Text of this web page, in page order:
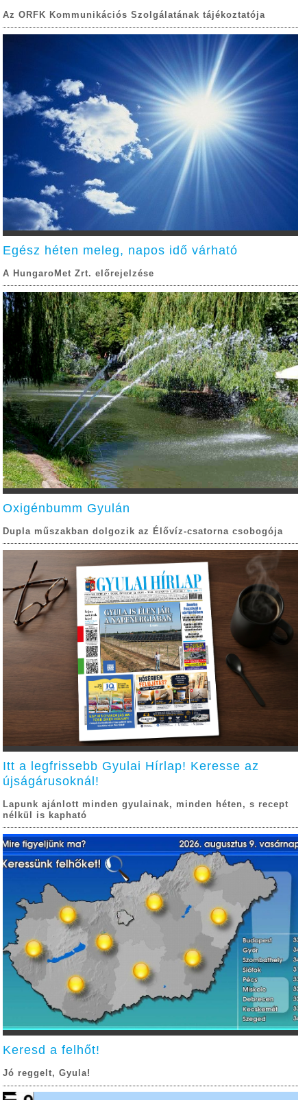
Az ORFK Kommunikációs Szolgálatának tájékoztatója
Egész héten meleg, napos idő várható
A HungaroMet Zrt. előrejelzése
Oxigénbumm Gyulán
Dupla műszakban dolgozik az Élővíz-csatorna csobogója
Itt a legfrissebb Gyulai Hírlap! Keresse az
újságárusoknál!
Lapunk ajánlott minden gyulainak, minden héten, s recept
nélkül is kapható
Keresd a felhőt!
Jó reggelt, Gyula!